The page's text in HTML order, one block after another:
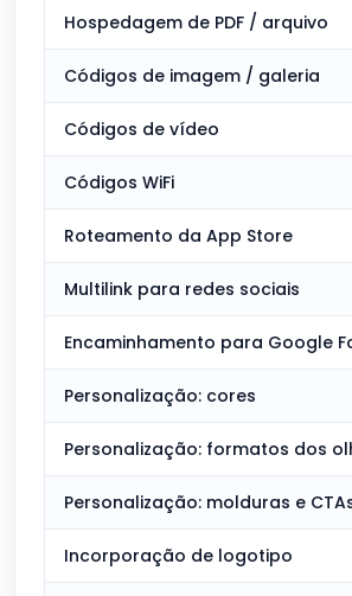
Hospedagem de PDF / arquivo
Códigos de imagem / galeria
Códigos de vídeo
Códigos WiFi
Roteamento da App Store
Multilink para redes sociais
Encaminhamento para Google
Personalização: cores
Personalização: formatos dos
Personalização: molduras e
Incorporação de logotipo